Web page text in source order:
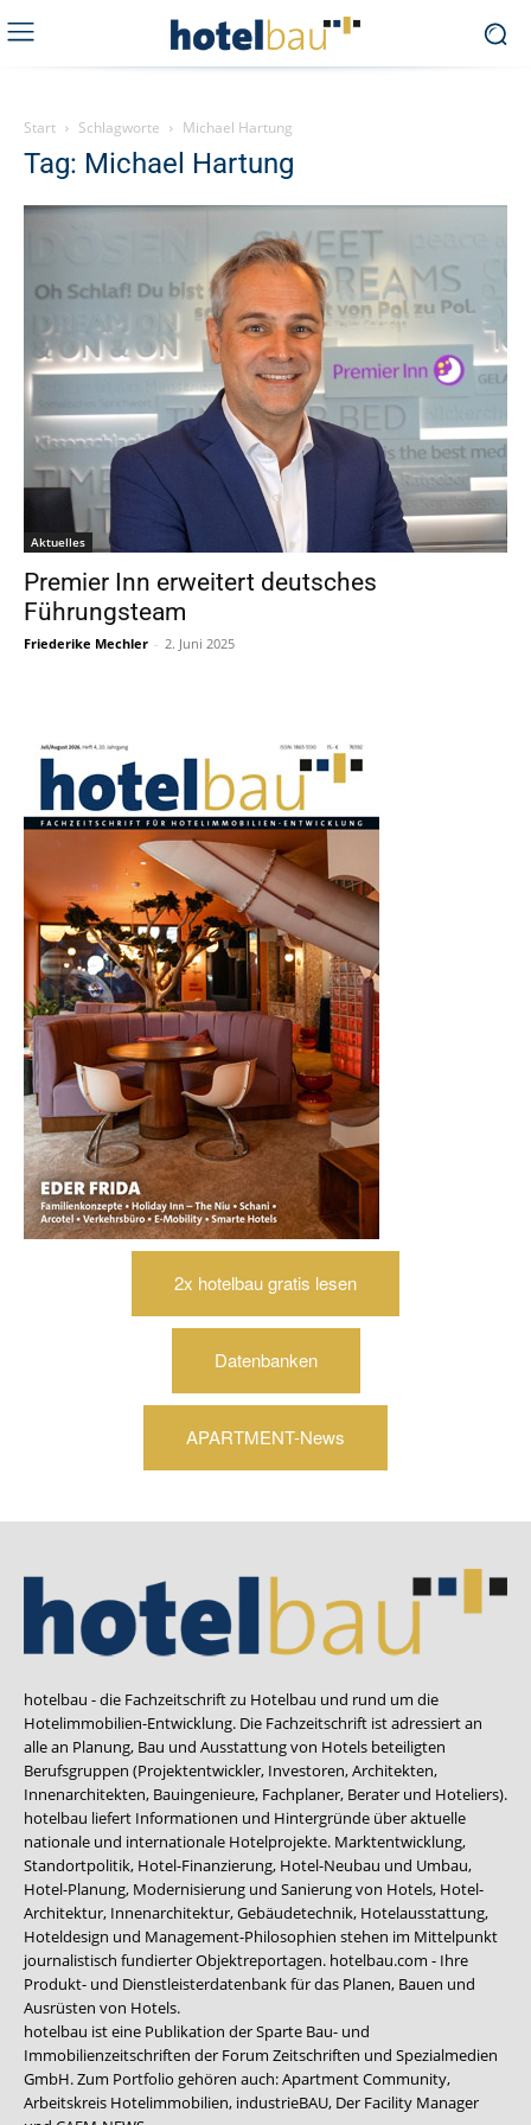
Start Schlagworte Michael Hartung
Tag: Michael Hartung
Aktuelles
Premier Inn erweitert deutsches
Führungsteam
Friederike Mechler - 2. Juni 2025
2x hotelbau gratis lesen
Datenbanken
APARTMENT-News
hotelbau - die Fachzeitschrift zu Hotelbau und rund um die
Hotelimmobilien-Entwicklung. Die Fachzeitschrift ist adressiert an
alle an Planung, Bau und Ausstattung von Hotels beteiligten
Berufsgruppen (Projektentwickler, Investoren, Architekten,
Innenarchitekten, Bauingenieure, Fachplaner, Berater und Hoteliers).
hotelbau liefert Informationen und Hintergründe über aktuelle
nationale und internationale Hotelprojekte. Marktentwicklung,
Standortpolitik, Hotel-Finanzierung, Hotel-Neubau und Umbau,
Hotel-Planung, Modernisierung und Sanierung von Hotels, Hotel-
Architektur, Innenarchitektur, Gebäudetechnik, Hotelausstattung,
Hoteldesign und Management-Philosophien stehen im Mittelpunkt
journalistisch fundierter Objektreportagen. hotelbau.com - Ihre
Produkt- und Dienstleisterdatenbank für das Planen, Bauen und
Ausrüsten von Hotels.
hotelbau ist eine Publikation der Sparte Bau- und
Immobilienzeitschriften der Forum Zeitschriften und Spezialmedien
GmbH. Zum Portfolio gehören auch:Apartment Community,
Arbeitskreis Hotelimmobilien, industrieBAU, Der Facility Manager